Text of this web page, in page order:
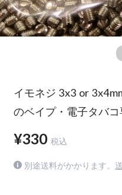
イモネジ 3x3 or
のベイプ・電子タバ
¥330 税込
別途送料がかかります。